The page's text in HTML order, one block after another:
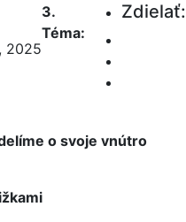
2025
Zdielať:
3.
Téma:
o svoje vnútro